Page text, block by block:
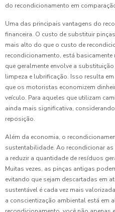
do recondicionamento em
Uma das principais vantagens do
financeira. O custo de substituir
mais alto do que o custo de
recondicionamento, está
que geralmente envolve a
limpeza e lubrificação. Isso resulta
que os motoristas economizem
veículo. Para aqueles que utilizam
ainda mais significativa,
reposição.
Além da economia, o
sustentabilidade. Ao recondicionar
a reduzir a quantidade de resíduos
Muitas vezes, as pinças antigas
evitando que sejam descartadas em
sustentável é cada vez mais
a conscientização ambiental está em